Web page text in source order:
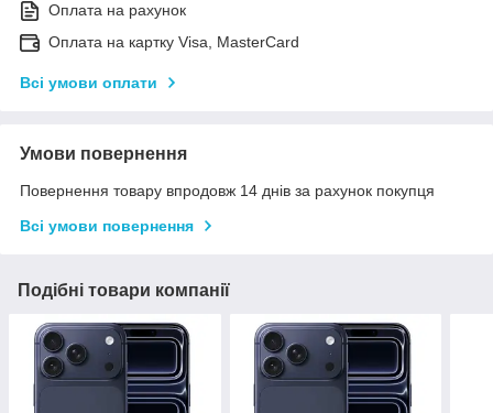
Оплата на рахунок
Оплата на картку Visa, MasterCard
Всі умови оплати
Умови повернення
Повернення товару впродовж 14 днів за рахунок покупця
Всі умови повернення
Подібні товари компанії